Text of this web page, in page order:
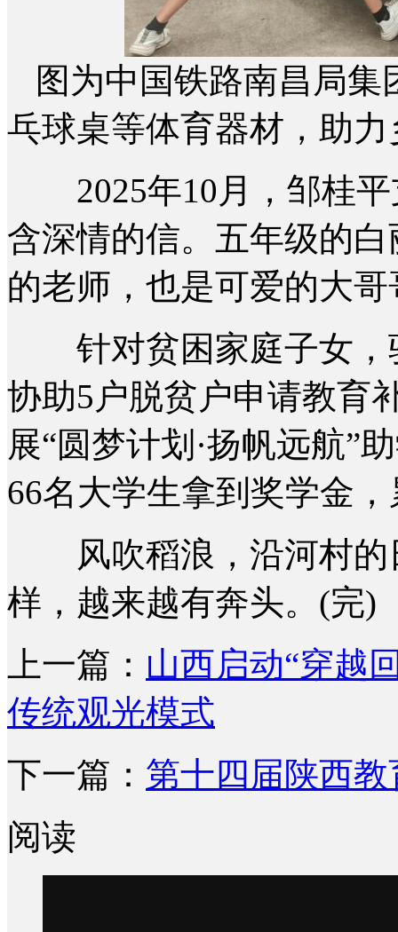
图为中国铁路南昌局
乓球桌等体育器材，助
2025年10月，邹桂平
含深情的信。五年级的
的老师，也是可爱的大
针对贫困家庭子女，
协助5户脱贫户申请教育
展“圆梦计划·扬帆远航”
66名大学生拿到奖学金
风吹稻浪，沿河村的
样，越来越有奔头。(完)
上一篇： 山西启动“穿越
传统观光模式
下一篇： 第十四届陕西
阅读